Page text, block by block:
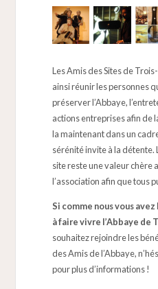
Les Amis des Sites de
ainsi réunir les personnes
préserver l’Abbaye,
actions entreprises afin de
la maintenant dans un
sérénité invite à la détente.
site reste une valeur chère
l’association afin que tous
Si comme nous vous
à faire vivre l’Abbaye de
souhaitez rejoindre les
des Amis de l’Abbaye,
pour plus d’informations !